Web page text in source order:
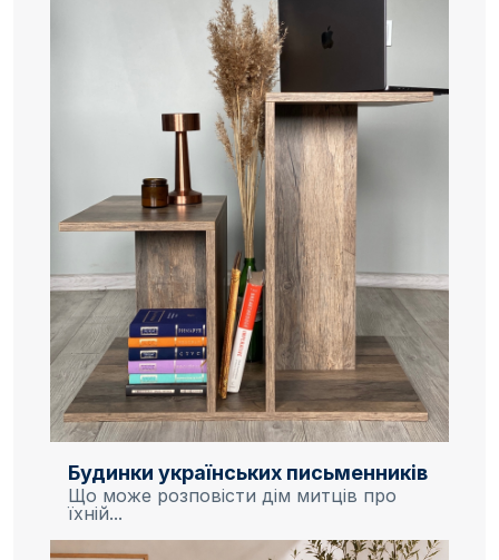
Будинки українських письменників
Що може розповісти дім митців про
їхній...